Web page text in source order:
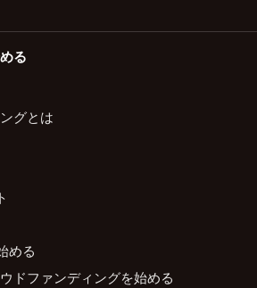
る
グとは
める
ドファンディングを始める